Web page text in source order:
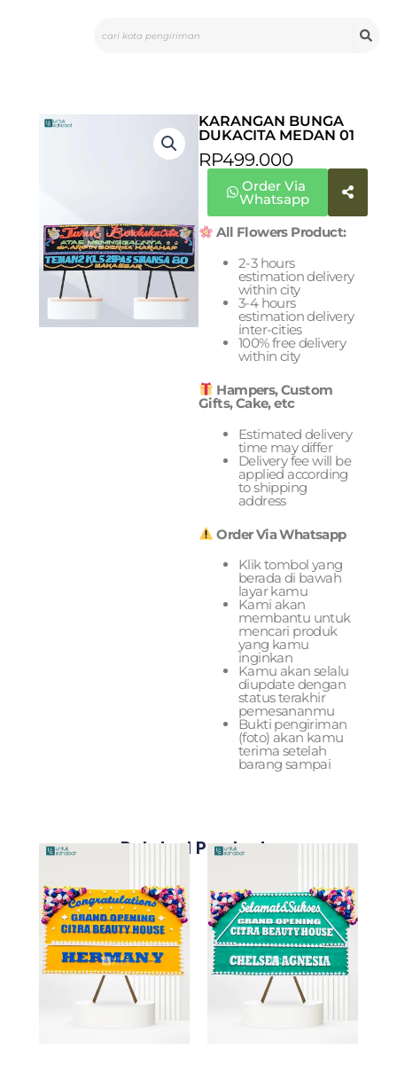
KARANGAN BUNGA
DUKACITA MEDAN 01
RP499.000
Order Via
Whatsapp
All Flowers Product:
2-3 hours
estimation delivery
within city
3-4 hours
estimation delivery
inter-cities
100% free delivery
within city
Hampers, Custom
Gifts, Cake, etc
Estimated delivery
time may differ
Delivery fee will be
applied according
to shipping
address
Order Via Whatsapp
Klik tombol yang
berada di bawah
layar kamu
Kami akan
membantu untuk
mencari produk
yang kamu
inginkan
Kamu akan selalu
diupdate dengan
status terakhir
pemesananmu
Bukti pengiriman
(foto) akan kamu
terima setelah
barang sampai
Related Products